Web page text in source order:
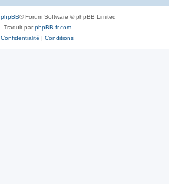
phpBB® Forum Software © phpBB Limited
Traduit parphpBB-fr.com
Confidentialité | Conditions